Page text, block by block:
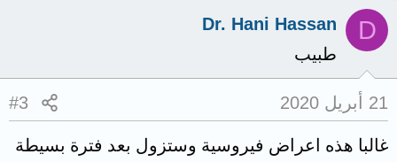
D
Dr. Hani Hassan
طبيب
21 أبريل 2020 #3
غالبا هذه اعراض فيروسية وستزول بعد فترة بسيطة